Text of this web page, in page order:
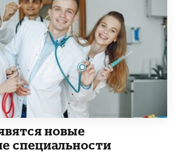
новые
специальности